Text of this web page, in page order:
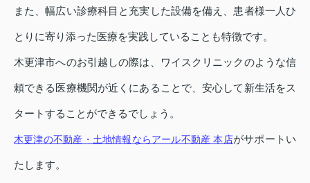
また、幅広い診療科目と充実した設備を備え、患者様一人ひ
とりに寄り添った医療を実践していることも特徴です。
木更津市へのお引越しの際は、ワイスクリニックのような信
頼できる医療機関が近くにあることで、安心して新生活をス
タートすることができるでしょう。
木更津の不動産・土地情報ならアール不動産 本店がサポートい
たします。